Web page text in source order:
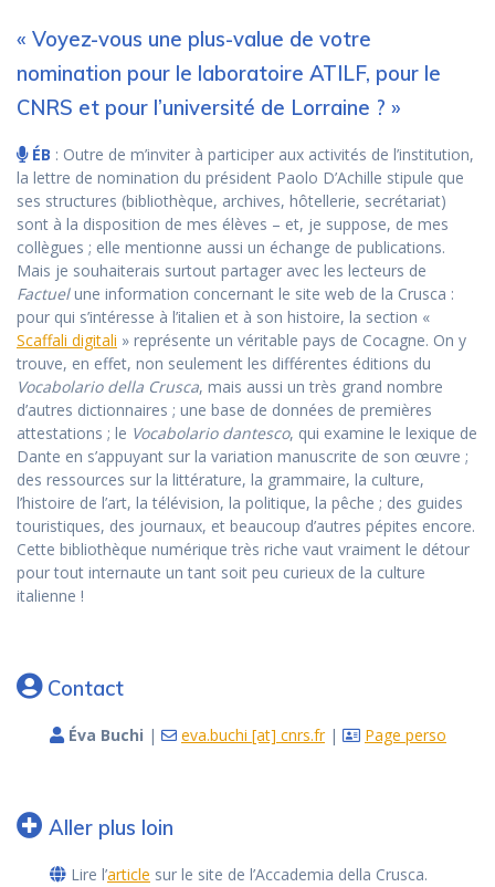
« Voyez-vous une plus-value de votre
nomination pour le laboratoire ATILF, pour le
CNRS et pour l’université de Lorraine ? »
ÉB : Outre de m’inviter à participer aux activités de l’institution,
la lettre de nomination du président Paolo D’Achille stipule que
ses structures (bibliothèque, archives, hôtellerie, secrétariat)
sont à la disposition de mes élèves – et, je suppose, de mes
collègues ; elle mentionne aussi un échange de publications.
Mais je souhaiterais surtout partager avec les lecteurs de
Factuelune information concernant le site web de la Crusca :
pour qui s’intéresse à l’italien et à son histoire, la section «
Scaffali digitali » représente un véritable pays de Cocagne. On y
trouve, en effet, non seulement les différentes éditions du
Vocabolario della Crusca, mais aussi un très grand nombre
d’autres dictionnaires ; une base de données de premières
attestations ; le Vocabolario dantesco, qui examine le lexique de
Dante en s’appuyant sur la variation manuscrite de son œuvre ;
des ressources sur la littérature, la grammaire, la culture,
l’histoire de l’art, la télévision, la politique, la pêche ; des guides
touristiques, des journaux, et beaucoup d’autres pépites encore.
Cette bibliothèque numérique très riche vaut vraiment le détour
pour tout internaute un tant soit peu curieux de la culture
italienne !
Contact
Éva Buchi | eva.buchi [at] cnrs.fr| Page perso
Aller plus loin
Lire l’article sur le site de l’Accademia della Crusca.